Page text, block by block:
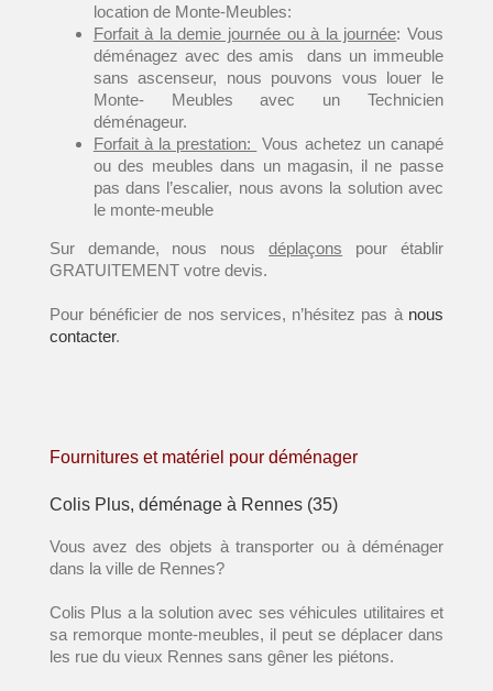
location de Monte-Meubles:
Forfait à la demie journée ou à la journée: Vous
déménagez avec des amis dans un immeuble
sans ascenseur, nous pouvons vous louer le
Monte- Meubles avec un Technicien
déménageur.
Forfait à la prestation:
Vous achetez un canapé
ou des meubles dans un magasin, il ne passe
pas dans l’escalier, nous avons la solution avec
le monte-meuble
Sur demande, nous nousdéplaçons pour établir
GRATUITEMENT votre devis.
Pour bénéficier de nos services, n’hésitez pas à nous
contacter.
Fournitures et matériel pour déménager
Colis Plus, déménage à Rennes (35)
Vous avez des objets à transporter ou à déménager
dans la ville de Rennes?
Colis Plus a la solution avec ses véhicules utilitaires et
sa remorque monte-meubles, il peut se déplacer dans
les rue du vieux Rennes sans gêner les piétons.